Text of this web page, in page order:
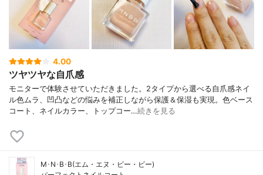
4.00
ツヤツヤな自爪感
モニターで体験させていただきました。2タイプから選べる自爪感ネイ
ル色ムラ、凹凸などの悩みを補正しながら保護＆保湿も実現。色ベース
コート、ネイルカラー、トップコー…続きを見る
M･N･B･B(エム・エヌ・ビー・ビー)